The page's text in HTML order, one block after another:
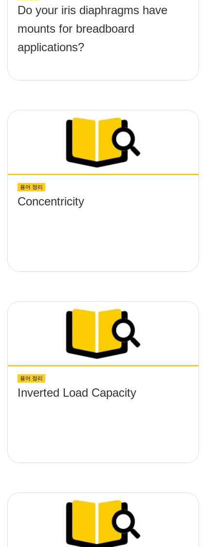
Do your iris diaphragms have
mounts for breadboard
applications?
용어 정리
Concentricity
용어 정리
Inverted Load Capacity